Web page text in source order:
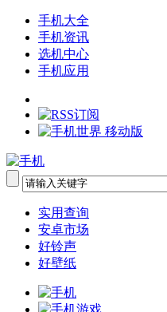
手机大全
手机资讯
选机中心
手机应用
实用查询
安卓市场
好铃声
好壁纸